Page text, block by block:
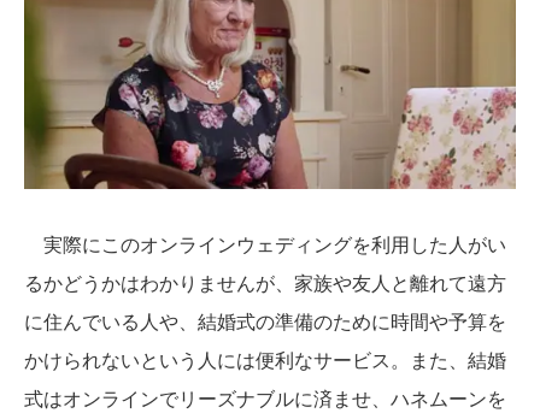
実際にこのオンラインウェディングを利用した人がい
るかどうかはわかりませんが、家族や友人と離れて遠方
に住んでいる人や、結婚式の準備のために時間や予算を
かけられないという人には便利なサービス。また、結婚
式はオンラインでリーズナブルに済ませ、ハネムーンを